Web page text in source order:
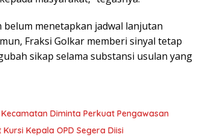
menetapkan jadwal lanjutan
Fraksi Golkar memberi sinyal tetap
sikap selama substansi usulan yang
Diminta Perkuat Pengawasan
Kepala OPD Segera Diisi